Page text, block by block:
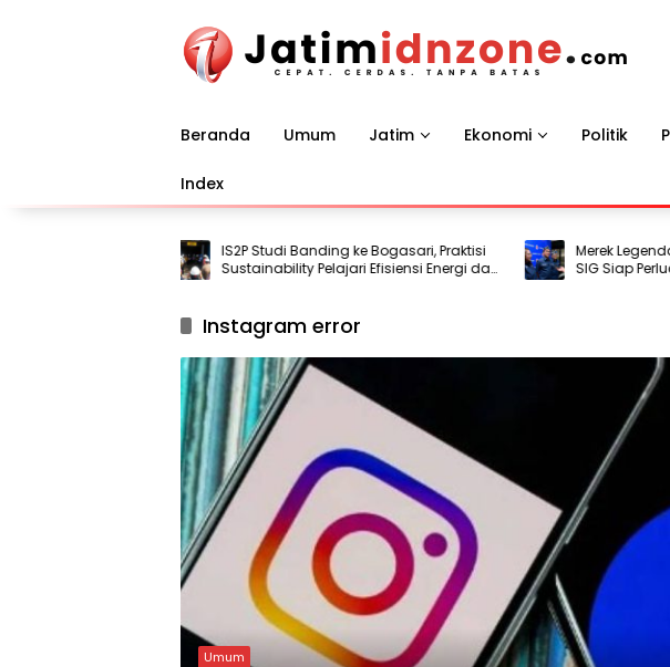
Beranda Umum Jatim Ekonomi Politik
Index
IS2P Studi Banding ke Bogasari, Praktisi
Sustainability Pelajari Efisiensi Energi dan
Air
Merek Legendaris
SIG Siap Perluas
Instagram error
Umum